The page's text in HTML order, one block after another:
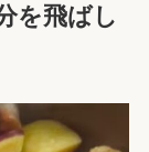
を飛ばし